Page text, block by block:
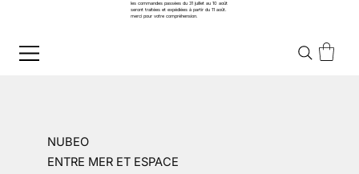
les commandes passées du 31 juillet au 10 août
seront traitées et expédiées à partir du 11 août.
merci pour votre compréhension.
NUBEO
ENTRE MER ET ESPACE